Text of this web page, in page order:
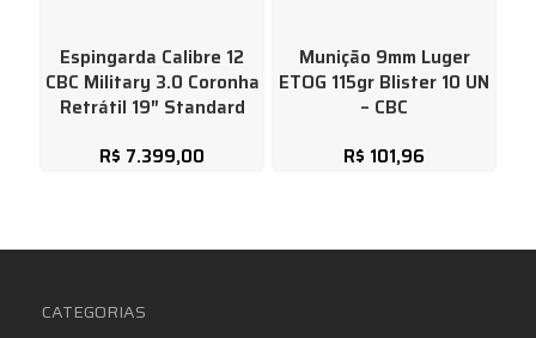
Espingarda Calibre 12
CBC Military 3.0 Coronha
Retrátil 19″ Standard
R$ 7.399,00
Munição 9mm Luger
ETOG 115gr Blister 10 UN
– CBC
R$ 101,96
CATEGORIAS